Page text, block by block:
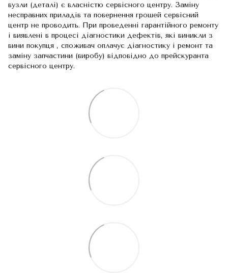
вузли (деталі) є власністю сервісного центру. Заміну
несправних приладів та повернення грошей сервісний
центр не проводить. При проведенні гарантійного ремонту
і виявлені в процесі діагностики дефектів, які виникли з
вини покупця , споживач оплачує діагностику і ремонт та
заміну запчастини (виробу) відповідно до прейскуранта
сервісного центру.